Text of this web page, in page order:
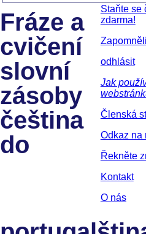
Staňte se
zdarma!
odhlásit
Jak
Členská
Odkaz na
Řekněte
Kontakt
O nás
Fráze a
cvičení
slovní
zásoby
čeština
do